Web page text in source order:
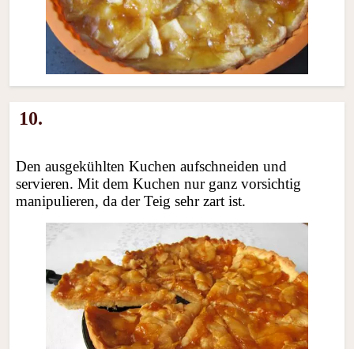
10.
Den ausgekühlten Kuchen aufschneiden und
servieren. Mit dem Kuchen nur ganz vorsichtig
manipulieren, da der Teig sehr zart ist.